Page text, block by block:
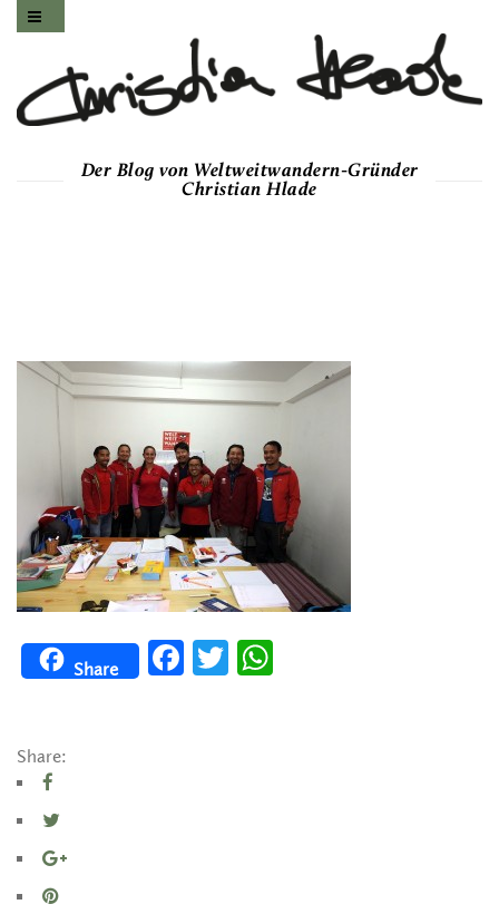
Der Blog von Weltweitwandern-Gründer
Christian Hlade
Share
FacebookTwitter
Share: